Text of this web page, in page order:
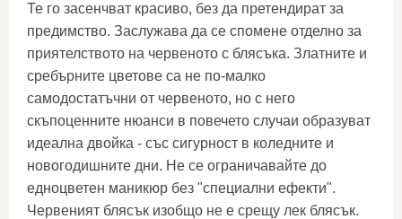
Те го засенчват красиво, без да претендират за
предимство. Заслужава да се спомене отделно за
приятелството на червеното с блясъка. Златните и
сребърните цветове са не по-малко
самодостатъчни от червеното, но с него
скъпоценните нюанси в повечето случаи образуват
идеална двойка - със сигурност в коледните и
новогодишните дни. Не се ограничавайте до
едноцветен маникюр без "специални ефекти".
Червеният блясък изобщо не е срещу лек блясък.